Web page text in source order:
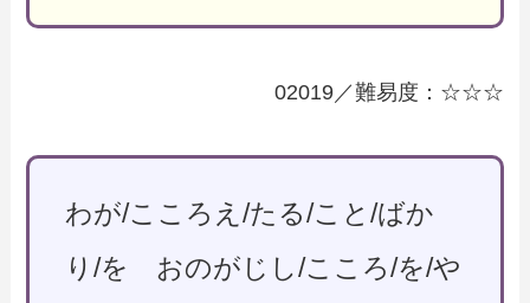
02019／難易度：☆☆☆
わが/こころえ/たる/こと/ばか
り/を おのがじし/こころ/を/や